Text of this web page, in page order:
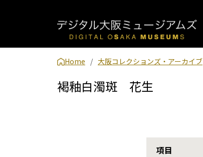
Home 大阪コレクションズ・アーカイブ
褐釉白濁斑 花生
項目